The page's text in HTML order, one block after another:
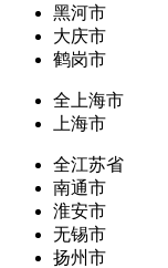
黑河市
大庆市
鹤岗市
全上海市
上海市
全江苏省
南通市
淮安市
无锡市
扬州市